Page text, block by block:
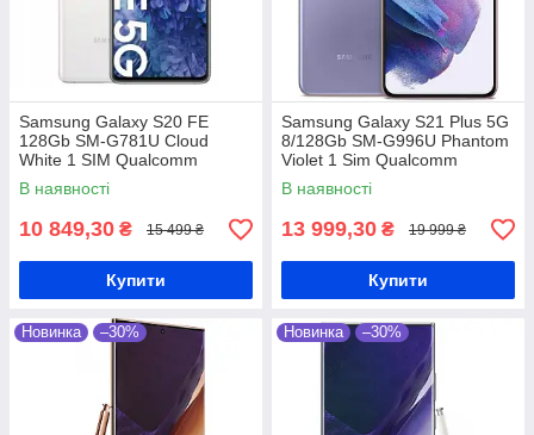
Samsung Galaxy S20 FE
128Gb SM-G781U Cloud
White 1 SIM Qualcomm
Snapdragon 865 4500 мАг
В наявності
10 849,30 ₴ 15 499 ₴
Купити
Samsung Galaxy S21 Plus 5G
8/128Gb SM-G996U Phantom
Violet 1 Sim Qualcomm
Snapdragon 888 4800 мАг
В наявності
13 999,30 ₴ 19 999 ₴
Купити
Новинка –30% Новинка –30%